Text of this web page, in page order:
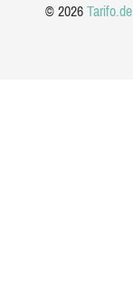
© 2026 Tarifo.de